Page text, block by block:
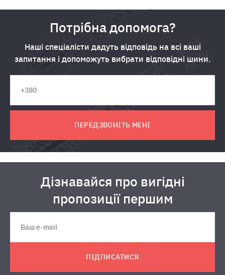
Потрібна допомога?
Наші спеціалісти дадуть відповідь на всі ваші
запитання і допоможуть вибрати відповідні шини.
ПЕРЕДЗВОНІТЬ МЕНІ
Дізнавайся про вигідні
пропозиції першим
ПІДПИСАТИСЯ